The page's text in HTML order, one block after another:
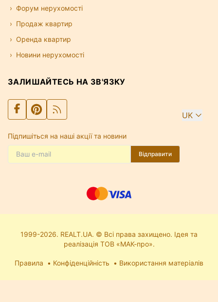
Форум нерухомості
Продаж квартир
Оренда квартир
Новини нерухомості
ЗАЛИШАЙТЕСЬ НА ЗВ'ЯЗКУ
UK
Підпишіться на наші акції та новини
Відправити
1999-2026. REALT.UA. © Всі права захищено. Ідея та
реалізація ТОВ «МАК-про».
Правила Конфіденційність Використання матеріалів